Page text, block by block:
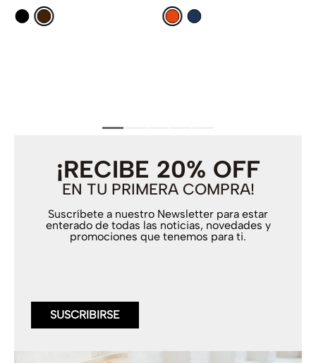
¡RECIBE 20% OFF
EN TU PRIMERA COMPRA!
Suscríbete a nuestro Newsletter para estar
enterado de todas las noticias, novedades y
promociones que tenemos para ti.
SUSCRIBIRSE